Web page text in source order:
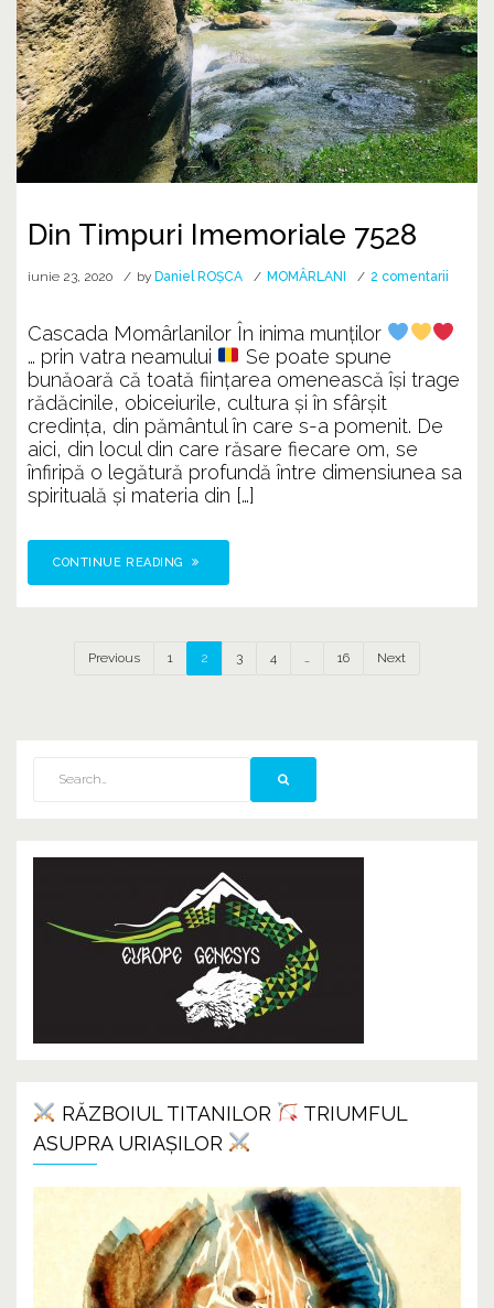
Din Timpuri Imemoriale 7528
iunie 23, 2020 by Daniel ROȘCA MOMÂRLANI 2 comentarii
Cascada Momârlanilor În inima munților
… prin vatra neamului
Se poate spune
bunăoară că toată ființarea omenească își trage
rădăcinile, obiceiurile, cultura și în sfârșit
credința, din pământul în care s-a pomenit. De
aici, din locul din care răsare fiecare om, se
înfiripă o legătură profundă între dimensiunea sa
spirituală și materia din […]
CONTINUE READING
Previous 1 2 3 4 16 Next
RĂZBOIUL TITANILOR
TRIUMFUL
ASUPRA URIAȘILOR